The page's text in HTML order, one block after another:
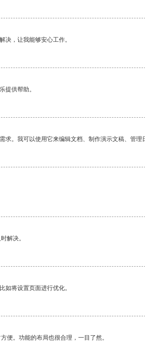
决，让我能够安心工作。
提供帮助。
。我可以使用它来编辑文档、制作演示文稿、管理
解决。
如将设置页面进行优化。
便。功能的布局也很合理，一目了然。